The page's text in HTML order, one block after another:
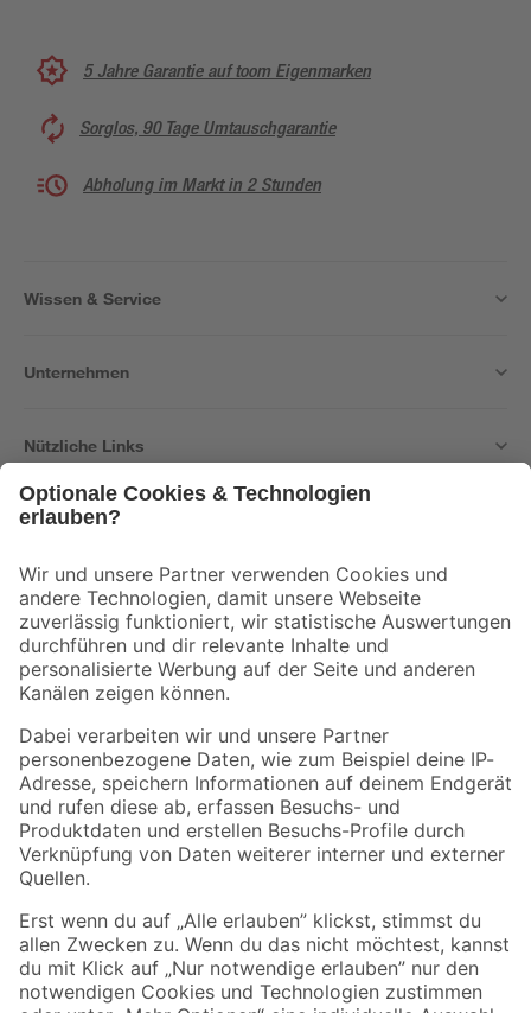
5 Jahre Garantie auf toom Eigenmarken
Sorglos, 90 Tage Umtauschgarantie
Abholung im Markt in 2 Stunden
Wissen & Service
Unternehmen
Nützliche Links
Der toom Newsletter: Keine Angebote und Aktionen mehr verpassen!
Zur Newsletter Anmeldung
Folge uns
Zahlungsarten Versandarten
Sicher einkaufen
Jetzt die toom-App herunterladen